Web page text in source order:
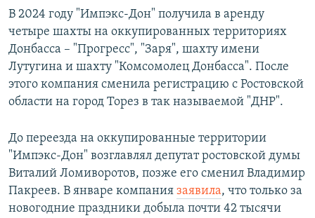
В 2024 году "Импэкс-Дон" получила в аренду
четыре шахты на оккупированных территориях
Донбасса – "Прогресс", "Заря", шахту имени
Лутугина и шахту "Комсомолец Донбасса". После
этого компания сменила регистрацию с Ростовской
области на город Торез в так называемой "ДНР".
До переезда на оккупированные территории
"Импэкс-Дон" возглавлял депутат ростовской думы
Виталий Ломиворотов, позже его сменил Владимир
Пакреев. В январе компания заявила, что только за
новогодние праздники добыла почти 42 тысячи